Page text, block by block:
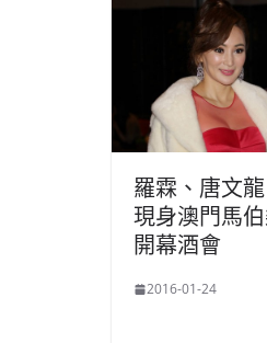
羅霖、唐文
現身澳門馬
開幕酒會
2016-01-24